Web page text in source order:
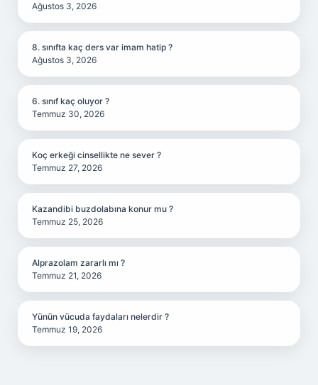
Ağustos 3, 2026
8. sınıfta kaç ders var imam hatip ?
Ağustos 3, 2026
6. sınıf kaç oluyor ?
Temmuz 30, 2026
Koç erkeği cinsellikte ne sever ?
Temmuz 27, 2026
Kazandibi buzdolabına konur mu ?
Temmuz 25, 2026
Alprazolam zararlı mı ?
Temmuz 21, 2026
Yünün vücuda faydaları nelerdir ?
Temmuz 19, 2026